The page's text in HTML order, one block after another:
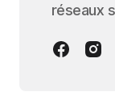
réseaux